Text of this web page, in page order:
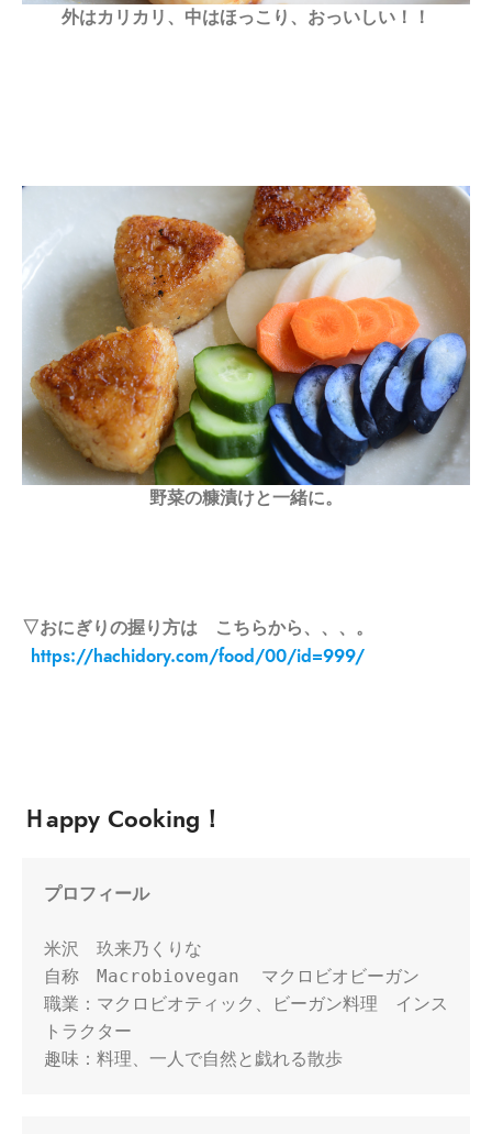
外はカリカリ、中はほっこり、おっいしい！！
野菜の糠漬けと一緒に。
▽おにぎりの握り方は こちらから、、、。
https://hachidory.com/food/00/id=999/
Ｈappy Cooking！
プロフィール
米沢　玖来乃くりな
自称　Macrobiovegan  マクロビオビーガン
職業：マクロビオティック、ビーガン料理　インス
トラクター
趣味：料理、一人で自然と戯れる散歩